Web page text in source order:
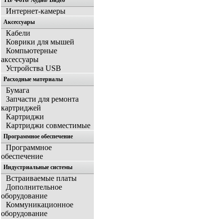
Интернет-камеры
Аксессуары
Кабели
Коврики для мышей
Компьютерные
аксессуары
Устройства USB
Расходные материалы
Бумага
Запчасти для ремонта
картриджей
Картриджи
Картриджи совместимые
Программное обеспечение
Программное
обеспечение
Индустриальные системы
Встраиваемые платы
Дополнительное
оборудование
Коммуникационное
оборудование